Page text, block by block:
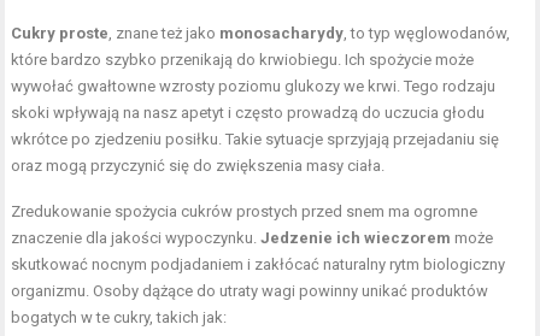
Cukry proste , znane też jako monosacharydy , to typ węglowodanów,
które bardzo szybko przenikają do krwiobiegu. Ich spożycie może
wywołać gwałtowne wzrosty poziomu glukozy we krwi. Tego rodzaju
skoki wpływają na nasz apetyt i często prowadzą do uczucia głodu
wkrótce po zjedzeniu posiłku. Takie sytuacje sprzyjają przejadaniu się
oraz mogą przyczynić się do zwiększenia masy ciała.
Zredukowanie spożycia cukrów prostych przed snem ma ogromne
znaczenie dla jakości wypoczynku.Jedzenie ich wieczorem może
skutkować nocnym podjadaniem i zakłócać naturalny rytm biologiczny
organizmu. Osoby dążące do utraty wagi powinny unikać produktów
bogatych w te cukry, takich jak: